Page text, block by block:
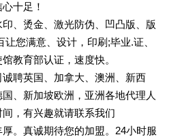
十足！
、烫金、激光防伪、凹凸版、版
您满意、设计，印刷;毕业.证、
教育部认证，速度快。
聘英国、加拿大、澳洲、新西
、新加坡欧洲，亚洲各地代理人
，有兴趣就请联系我们
。真诚期待您的加盟。24小时服